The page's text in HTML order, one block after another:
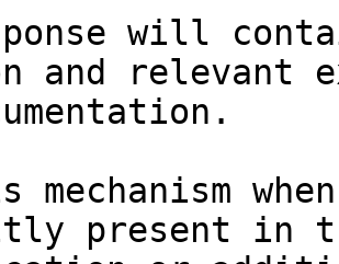
will
and relevant
mechanism
present in